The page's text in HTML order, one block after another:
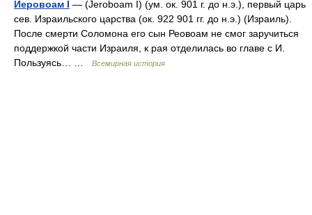
Иеровоам I — (Jeroboam I) (ум. ок. 901 г. до н.э.), первый царь
сев. Израильского царства (ок. 922 901 гг. до н.э.) (Израиль).
После смерти Соломона его сын Реовоам не смог заручиться
поддержкой части Израиля, к рая отделилась во главе с И.
Пользуясь… …
Всемирная история